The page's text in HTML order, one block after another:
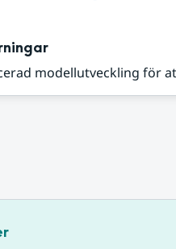
modellutveckling för